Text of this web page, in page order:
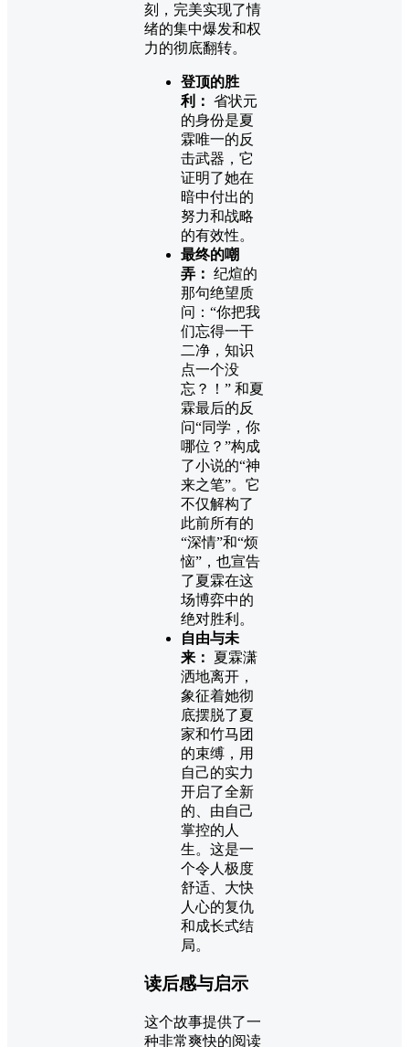
刻，完美实现了情
绪的集中爆发和权
力的彻底翻转。
登顶的胜
利： 省状元
的身份是夏
霖唯一的反
击武器，它
证明了她在
暗中付出的
努力和战略
的有效性。
最终的嘲
弄： 纪煊的
那句绝望质
问：“你把我
们忘得一干
二净，知识
点一个没
忘？！” 和夏
霖最后的反
问“同学，你
哪位？”构成
了小说的“神
来之笔”。它
不仅解构了
此前所有的
“深情”和“烦
恼”，也宣告
了夏霖在这
场博弈中的
绝对胜利。
自由与未
来：
夏霖潇
洒地离开，
象征着她彻
底摆脱了夏
家和竹马团
的束缚，用
自己的实力
开启了全新
的、由自己
掌控的人
生。这是一
个令人极度
舒适、大快
人心的复仇
和成长式结
局。
读后感与启示
这个故事提供了一
种非常爽快的阅读